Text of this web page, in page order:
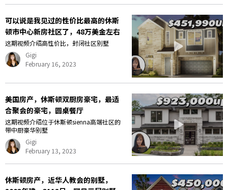
可以说是我见过的性价比最高的休斯
顿市中心新房社区了，48万美金左右
这期视频介绍高性价比，封闭社区别墅
Gigi
February 16, 2023
美国房产，休斯顿双厨房豪宅，最适
合聚会的豪宅，圆桌餐厅
这期视频介绍位于休斯顿sienna高端社区的
带中厨豪华别墅
Gigi
February 13, 2023
休斯顿房产，近华人教会的别墅，